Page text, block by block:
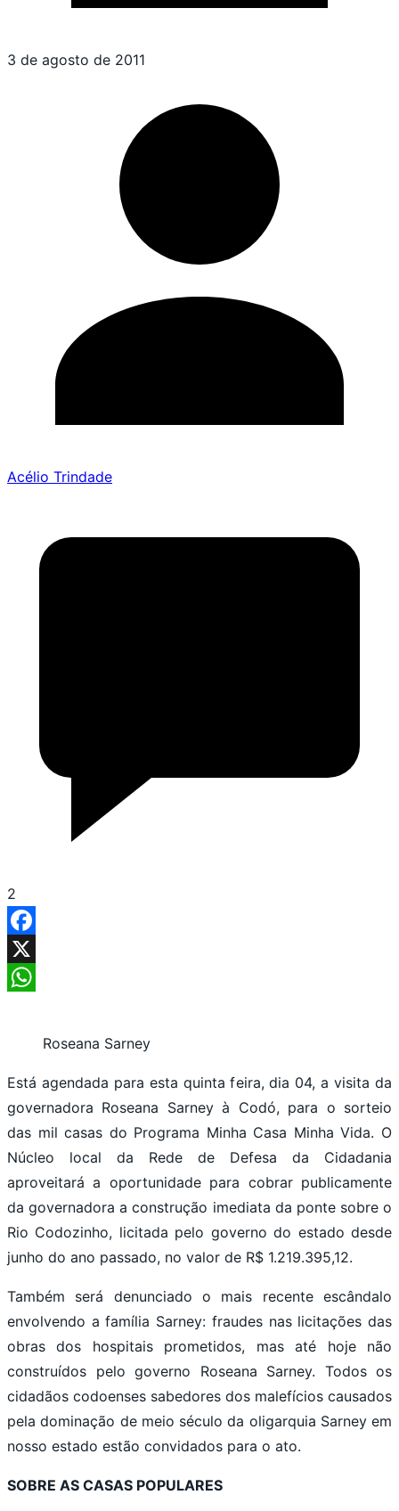
3 de agosto de 2011
Acélio Trindade
2
Facebook
X
Roseana Sarney
Está agendada para esta quinta feira, dia 04, a visita da
governadora Roseana Sarney à Codó, para o sorteio
das mil casas do Programa Minha Casa Minha Vida. O
Núcleo local da Rede de Defesa da Cidadania
aproveitará a oportunidade para cobrar publicamente
da governadora a construção imediata da ponte sobre o
Rio Codozinho, licitada pelo governo do estado desde
junho do ano passado, no valor de R$ 1.219.395,12.
Também será denunciado o mais recente escândalo
envolvendo a família Sarney: fraudes nas licitações das
obras dos hospitais prometidos, mas até hoje não
construídos pelo governo Roseana Sarney. Todos os
cidadãos codoenses sabedores dos malefícios causados
pela dominação de meio século da oligarquia Sarney em
nosso estado estão convidados para o ato.
SOBRE AS CASAS POPULARES